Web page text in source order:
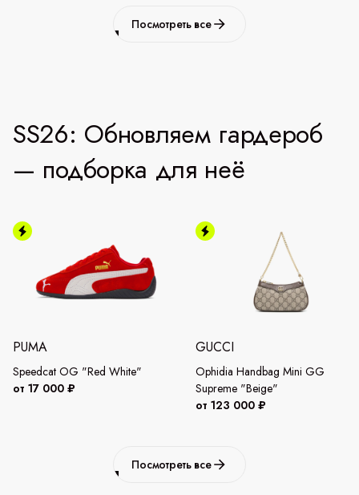
Посмотреть все
SS26: Обновляем гардероб
— подборка для неё
PUMA
Speedcat OG "Red White"
от 17 000 ₽
GUCCI
Ophidia Handbag Mini GG
Supreme "Beige"
от 123 000 ₽
Посмотреть все